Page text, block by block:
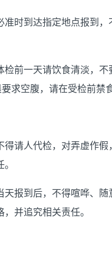
准时到达指定地点报到
检前一天请饮食清淡，
求空腹，请在受检前禁
得请人代检，对弄虚作
天报到后，不得喧哗、
并追究相关责任。